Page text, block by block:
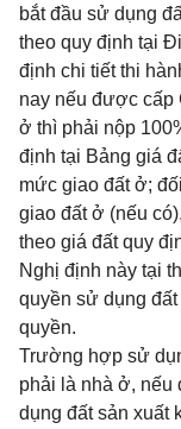
bắt đầu sử dụng
theo quy định tại
định chi tiết thi
nay nếu được cấp
ở thì phải nộp
định tại Bảng giá
mức giao đất ở;
giao đất ở (nếu
theo giá đất quy
Nghị định này tại
quyền sử dụng
quyền.
Trường hợp sử
phải là nhà ở,
dụng đất sản xuất